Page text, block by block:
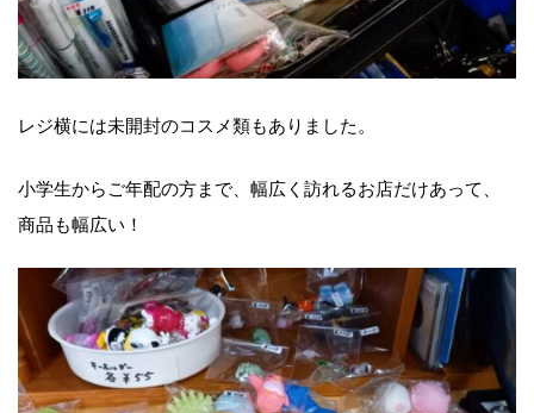
レジ横には未開封のコスメ類もありました。
小学生からご年配の方まで、幅広く訪れるお店だけあって、
商品も幅広い！